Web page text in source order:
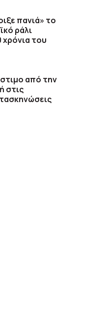
πανιά» το
ράλι
χρόνια του
από την
στις